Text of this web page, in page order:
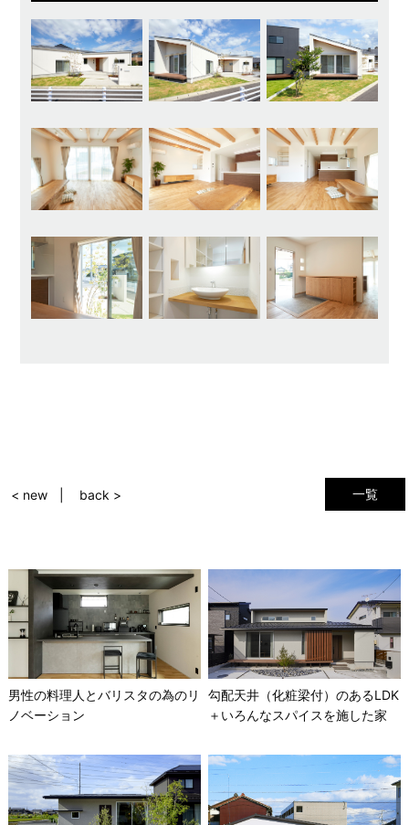
一覧
< new back >
男性の料理人とバリスタの為のリ
ノベーション
勾配天井（化粧梁付）のあるLDK
＋いろんなスパイスを施した家